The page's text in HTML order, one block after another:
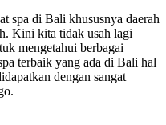
spa di Bali khususnya daerah
Kini kita tidak usah lagi
mengetahui berbagai
terbaik yang ada di Bali hal
dengan sangat